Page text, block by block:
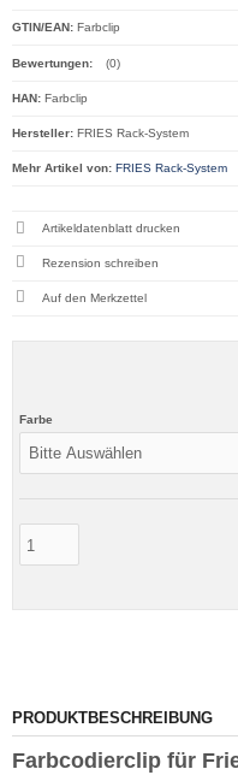
Farbe
GTIN/EAN: Farbclip
Bewertungen: (0)
HAN: Farbclip
Hersteller: FRIES Rack-System
Mehr Artikel von: FRIES Rack-System
Artikeldatenblatt drucken
Rezension schreiben
PRODUKTBESCHREIBUNG
Farbcodierclip für